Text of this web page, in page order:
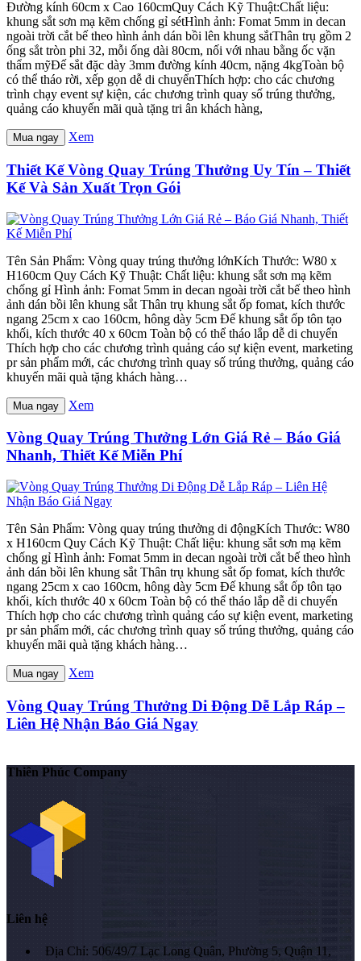
Đường kính 60cm x Cao 160cmQuy Cách Kỹ Thuật:Chất liệu:
khung sắt sơn mạ kẽm chống gỉ sétHình ảnh: Fomat 5mm in decan
ngoài trời cắt bế theo hình ảnh dán bồi lên khung sắtThân trụ gồm 2
ống sắt tròn phi 32, mỗi ống dài 80cm, nối với nhau bằng ốc vặn
thẩm mỹĐế sắt đặc dày 3mm đường kính 40cm, nặng 4kgToàn bộ
có thể tháo rời, xếp gọn dễ di chuyểnThích hợp: cho các chương
trình chạy event sự kiện, các chương trình quay số trúng thưởng,
quảng cáo khuyến mãi quà tặng tri ân khách hàng,
Mua ngay Xem
Thiết Kế Vòng Quay Trúng Thưởng Uy Tín – Thiết
Kế Và Sản Xuất Trọn Gói
Tên Sản Phẩm: Vòng quay trúng thưởng lớnKích Thước: W80 x
H160cm Quy Cách Kỹ Thuật: Chất liệu: khung sắt sơn mạ kẽm
chống gỉ Hình ảnh: Fomat 5mm in decan ngoài trời cắt bế theo hình
ảnh dán bồi lên khung sắt Thân trụ khung sắt ốp fomat, kích thước
ngang 25cm x cao 160cm, hông dày 5cm Đế khung sắt ốp tôn tạo
khối, kích thước 40 x 60cm Toàn bộ có thể tháo lắp dễ di chuyển
Thích hợp cho các chương trình quảng cáo sự kiện event, marketing
pr sản phẩm mới, các chương trình quay số trúng thưởng, quảng cáo
khuyến mãi quà tặng khách hàng…
Mua ngay Xem
Vòng Quay Trúng Thưởng Lớn Giá Rẻ – Báo Giá
Nhanh, Thiết Kế Miễn Phí
Tên Sản Phẩm: Vòng quay trúng thưởng di độngKích Thước: W80
x H160cm Quy Cách Kỹ Thuật: Chất liệu: khung sắt sơn mạ kẽm
chống gỉ Hình ảnh: Fomat 5mm in decan ngoài trời cắt bế theo hình
ảnh dán bồi lên khung sắt Thân trụ khung sắt ốp fomat, kích thước
ngang 25cm x cao 160cm, hông dày 5cm Đế khung sắt ốp tôn tạo
khối, kích thước 40 x 60cm Toàn bộ có thể tháo lắp dễ di chuyển
Thích hợp cho các chương trình quảng cáo sự kiện event, marketing
pr sản phẩm mới, các chương trình quay số trúng thưởng, quảng cáo
khuyến mãi quà tặng khách hàng…
Mua ngay Xem
Vòng Quay Trúng Thưởng Di Động Dễ Lắp Ráp –
Liên Hệ Nhận Báo Giá Ngay
Thiên Phúc Company
Liên hệ
Địa Chỉ: 506/49/7 Lạc Long Quân, Phường 5, Quận 11,